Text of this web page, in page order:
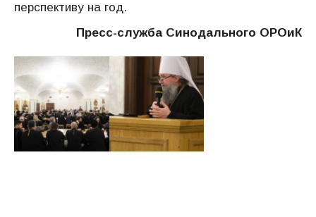
перспективу на год.
Пресс-служба Синодального ОРОиК